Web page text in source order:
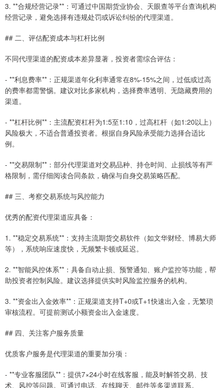
3. **合规经营记录**：可通过中国期货业协会、天眼查等平台查询机构
经营记录，避免选择有违规处罚或诉讼纠纷的代理渠道。
## 二、评估配资成本与杠杆比例
不同代理渠道的配资成本差异显著，投资者需综合评估：
- **利息费率**：正规渠道年化利率通常在8%-15%之间，过低或过高
的费率都需警惕。建议对比多家机构，选择费率透明、无隐藏费用的
渠道。
- **杠杆比例**：主流配资杠杆为1:5至1:10，过高杠杆（如1:20以上）
风险极大，不适合普通投资者。根据自身风险承受能力选择合适比
例。
- **交易限制**：部分代理渠道对交易品种、持仓时间、止损线等有严
格限制，需仔细阅读合同条款，确保与自身交易策略匹配。
## 三、考察交易系统与风控能力
优秀的配资代理渠道应具备：
1. **稳定交易系统**：支持主流期货交易软件（如文华财经、博易大师
等），系统响应速度快，无频繁卡顿或延迟。
2. **智能风控体系**：具备自动止损、预警通知、账户监控等功能，帮
助投资者控制风险。建议选择提供实时风险监控服务的机构。
3. **资金出入金效率**：正规渠道支持T+0或T+1快速出入金，无繁琐
审核流程。可提前测试小额资金出入金速度。
## 四、关注客户服务质量
优质客户服务是代理渠道的重要加分项：
- **专业客服团队**：提供7×24小时在线客服，能及时解答交易、技
术、风控等问题。可通过电话、在线聊天、邮件等多渠道联系。